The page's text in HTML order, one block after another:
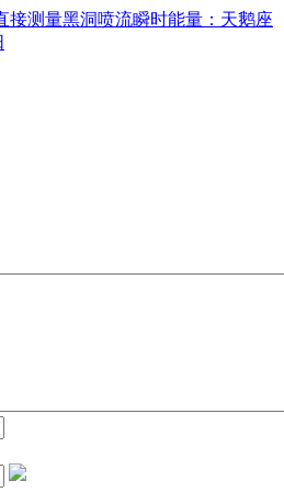
接测量黑洞喷流瞬时能量：天鹅座